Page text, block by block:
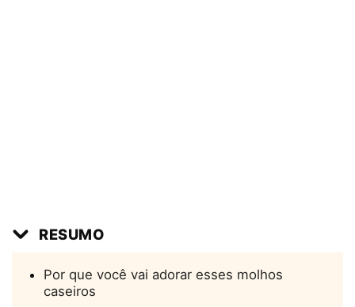
RESUMO
Por que você vai adorar esses molhos
caseiros